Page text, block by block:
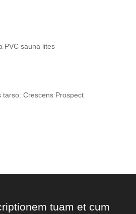
PVC sauna lites
tarso: Crescens Prospect
tuam et cum